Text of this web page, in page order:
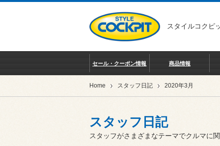
スタイルコクピ
セール・クーポン情報 商品情報
Home スタッフ日記 2020年3月
スタッフ日記
スタッフがさまざまなテーマでクルマに